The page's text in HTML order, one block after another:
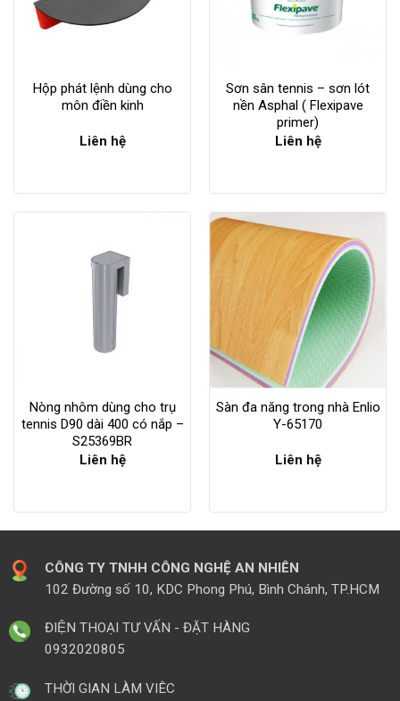
Hộp phát lệnh dùng cho
môn điền kinh
Liên hệ
Sơn sân tennis – sơn lót
nền Asphal ( Flexipave
primer)
Liên hệ
Nòng nhôm dùng cho trụ
tennis D90 dài 400 có nắp –
S25369BR
Liên hệ
Sàn đa năng trong nhà Enlio
Y-65170
Liên hệ
CÔNG TY TNHH CÔNG NGHỆ AN NHIÊN
102 Đường số 10, KDC Phong Phú, Bình Chánh, TP.HCM
ĐIỆN THOẠI TƯ VẤN - ĐẶT HÀNG
0932020805
THỜI GIAN LÀM VIÊC